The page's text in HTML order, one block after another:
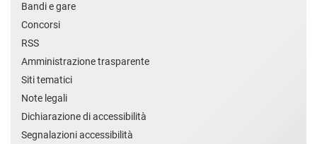
Bandi e gare
Concorsi
RSS
Amministrazione trasparente
Siti tematici
Note legali
Dichiarazione di accessibilità
Segnalazioni accessibilità